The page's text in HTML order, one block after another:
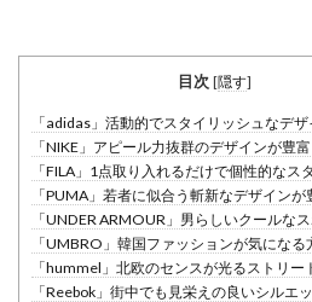
目次 [隠す]
「adidas」活動的でスタイリッシュなデザ
「NIKE」アピール力抜群のデザインが豊富
「FILA」1点取り入れるだけで個性的なス
「PUMA」若者に似合う斬新なデザインが
「UNDER ARMOUR」男らしいクールな
「UMBRO」韓国ファッションが気になる
「hummel」北欧のセンスが光るストリー
「Reebok」街中でも見栄えの良いシルエ